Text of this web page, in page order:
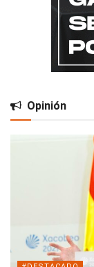
Opinión